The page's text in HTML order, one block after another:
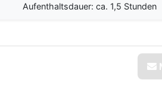
Aufenthaltsdauer: ca. 1,5 Stunden